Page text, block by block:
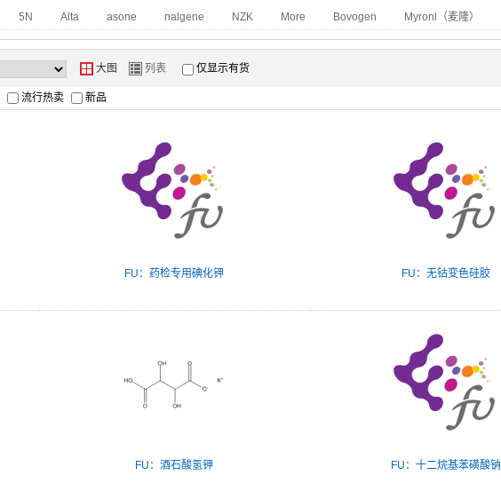
5N Alta asone nalgene NZK More Bovogen Myronl（麦隆）
Y 大图 Z 列表 仅显示有货
流行热卖 新品
FU：药检专用碘化钾 FU：无钴变色硅胶
FU：酒石酸氢钾 FU：十二烷基苯磺酸钠